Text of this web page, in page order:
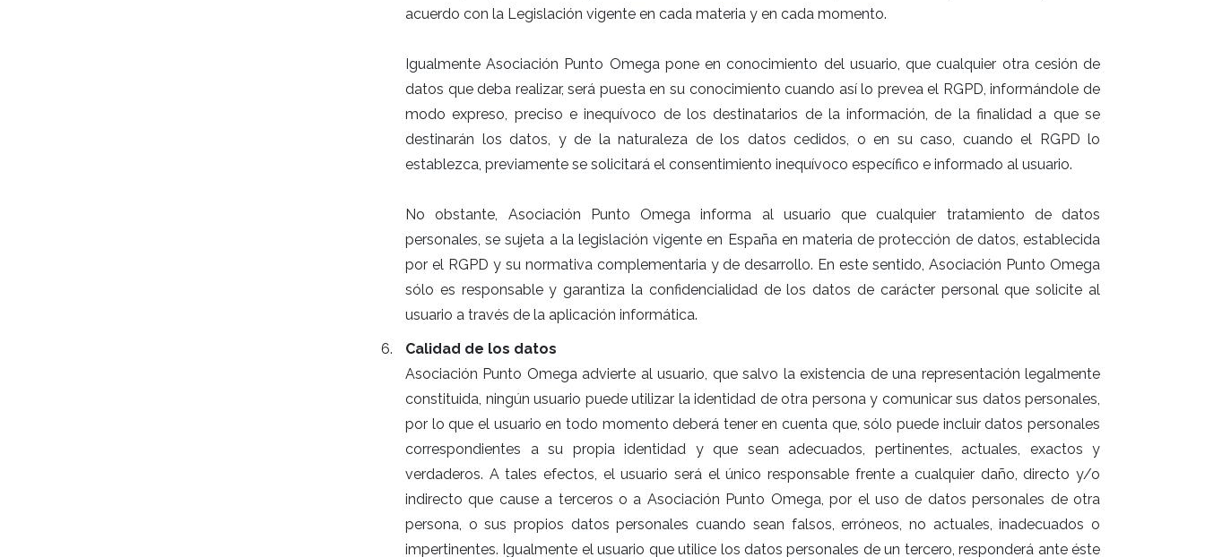
acuerdo con la Legislación vigente en cada materia y en cada momento.
Igualmente Asociación Punto Omega pone en conocimiento del usuario, que cualquier otra cesión de
datos que deba realizar, será puesta en su conocimiento cuando así lo prevea el RGPD, informándole de
modo expreso, preciso e inequívoco de los destinatarios de la información, de la finalidad a que se
destinarán los datos, y de la naturaleza de los datos cedidos, o en su caso, cuando el RGPD lo
establezca, previamente se solicitará el consentimiento inequívoco específico e informado al usuario.
No obstante, Asociación Punto Omega informa al usuario que cualquier tratamiento de datos
personales, se sujeta a la legislación vigente en España en materia de protección de datos, establecida
por el RGPD y su normativa complementaria y de desarrollo. En este sentido, Asociación Punto Omega
sólo es responsable y garantiza la confidencialidad de los datos de carácter personal que solicite al
usuario a través de la aplicación informática.
Calidad de los datos
Asociación Punto Omega advierte al usuario, que salvo la existencia de una representación legalmente
constituida, ningún usuario puede utilizar la identidad de otra persona y comunicar sus datos personales,
por lo que el usuario en todo momento deberá tener en cuenta que, sólo puede incluir datos personales
correspondientes a su propia identidad y que sean adecuados, pertinentes, actuales, exactos y
verdaderos. A tales efectos, el usuario será el único responsable frente a cualquier daño, directo y/o
indirecto que cause a terceros o a Asociación Punto Omega, por el uso de datos personales de otra
persona, o sus propios datos personales cuando sean falsos, erróneos, no actuales, inadecuados o
impertinentes. Igualmente el usuario que utilice los datos personales de un tercero, responderá ante éste